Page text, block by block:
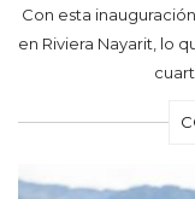
Con esta
en Riviera Nayarit, lo